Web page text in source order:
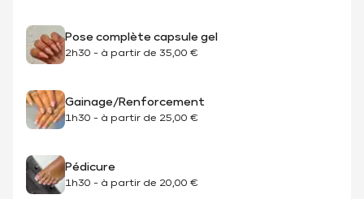
Pose complète capsule gel
2h30 - à partir de 35,00 €
Gainage/Renforcement
1h30 - à partir de 25,00 €
Pédicure
1h30 - à partir de 20,00 €